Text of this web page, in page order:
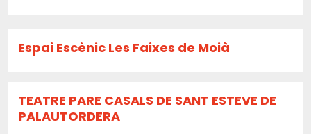
Espai Escènic Les Faixes de Moià
TEATRE PARE CASALS DE SANT ESTEVE DE
PALAUTORDERA